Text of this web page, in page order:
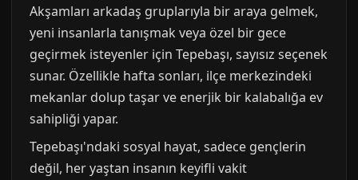
Akşamları arkadaş gruplarıyla bir araya gelmek,
yeni insanlarla tanışmak veya özel bir gece
geçirmek isteyenler için Tepebaşı, sayısız seçenek
sunar. Özellikle hafta sonları, ilçe merkezindeki
mekanlar dolup taşar ve enerjik bir kalabalığa ev
sahipliği yapar.
Tepebaşı'ndaki sosyal hayat, sadece gençlerin
değil, her yaştan insanın keyifli vakit